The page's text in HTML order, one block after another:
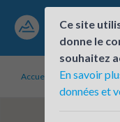
Accueil
Ce site
donne le
souhaitez
En savoir
données et